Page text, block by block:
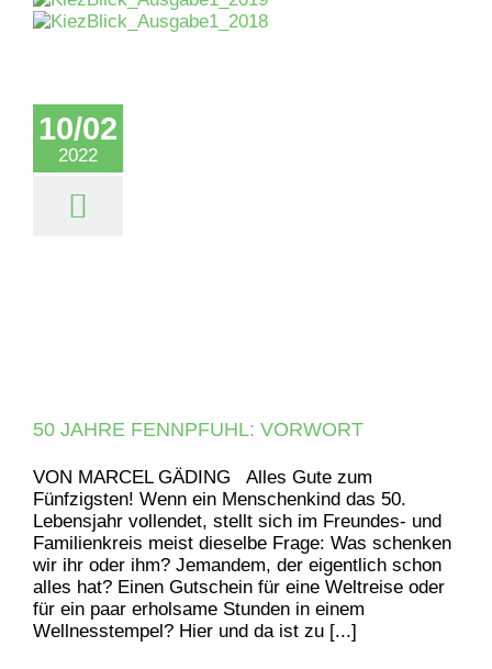
10/02
2022
50 JAHRE FENNPFUHL: VORWORT
VON MARCEL GÄDING Alles Gute zum
Fünfzigsten! Wenn ein Menschenkind das 50.
Lebensjahr vollendet, stellt sich im Freundes- und
Familienkreis meist dieselbe Frage: Was schenken
wir ihr oder ihm? Jemandem, der eigentlich schon
alles hat? Einen Gutschein für eine Weltreise oder
für ein paar erholsame Stunden in einem
Wellnesstempel? Hier und da ist zu [...]